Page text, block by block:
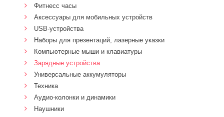
Фитнесс часы
Аксессуары для мобильных устройств
USB-устройства
Наборы для презентаций, лазерные указки
Компьютерные мыши и клавиатуры
Зарядные устройства
Универсальные аккумуляторы
Техника
Аудио-колонки и динамики
Наушники